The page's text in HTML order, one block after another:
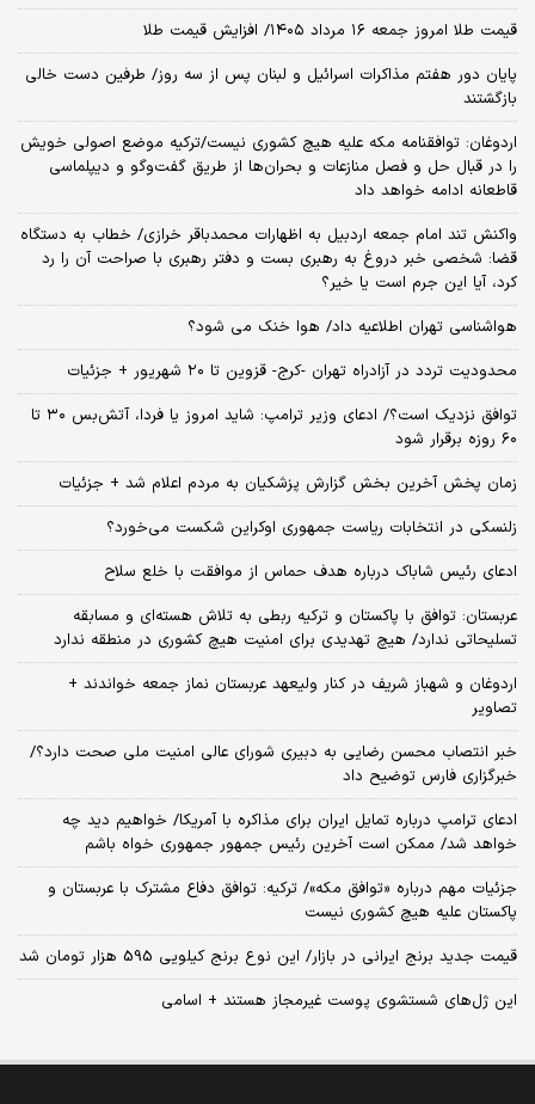
قیمت طلا امروز جمعه ۱۶ مرداد ۱۴۰۵/ افزایش قیمت طلا
پایان دور هفتم مذاکرات اسرائیل و لبنان پس از سه روز/ طرفین دست خالی
بازگشتند
اردوغان: توافقنامه مکه علیه هیچ کشوری نیست/ترکیه موضع اصولی خویش
را در قبال حل و فصل منازعات و بحران‌ها از طریق گفت‌وگو و دیپلماسی
قاطعانه ادامه خواهد داد
واکنش تند امام جمعه اردبیل به اظهارات محمدباقر خرازی/ خطاب به دستگاه
قضا: شخصی خبر دروغ به رهبری بست و دفتر رهبری با صراحت آن را رد
کرد، آیا این جرم است یا خیر؟
هواشناسی تهران اطلاعیه داد/ هوا خنک می شود؟
محدودیت تردد در آزادراه تهران -کرج- قزوین تا ۲۰ شهریور + جزئیات
توافق نزدیک است؟/ ادعای وزیر ترامپ: شاید امروز یا فردا، آتش‌بس ۳۰ تا
۶۰ روزه برقرار شود
زمان پخش آخرین بخش گزارش پزشکیان به مردم اعلام شد + جزئیات
زلنسکی در انتخابات ریاست جمهوری اوکراین شکست می‌خورد؟
ادعای رئیس شاباک درباره هدف حماس از موافقت با خلع سلاح
عربستان: توافق با پاکستان و ترکیه ربطی به تلاش هسته‌ای و مسابقه
تسلیحاتی ندارد/ هیچ تهدیدی برای امنیت هیچ کشوری در منطقه ندارد
اردوغان و شهباز شریف در کنار ولیعهد عربستان نماز جمعه خواندند +
تصاویر
خبر انتصاب محسن رضایی به دبیری شورای عالی امنیت ملی صحت دارد؟/
خبرگزاری فارس توضیح داد
ادعای ترامپ درباره تمایل ایران برای مذاکره با آمریکا/ خواهیم دید چه
خواهد شد/ ممکن است آخرین رئیس‌ جمهور جمهوری خواه باشم
جزئیات مهم درباره «توافق مکه»/ ترکیه‌: توافق دفاع مشترک با عربستان و
پاکستان علیه هیچ کشوری نیست
قیمت جدید برنج ایرانی در بازار/ این نوع برنج کیلویی 595 هزار تومان شد
این ژل‌های شستشوی پوست غیرمجاز هستند + اسامی